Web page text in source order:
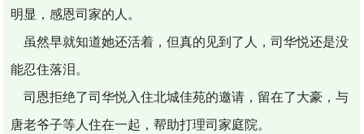
明显，感恩司家的人。
虽然早就知道她还活着，但真的见到了人，司华悦还是没
能忍住落泪。
司恩拒绝了司华悦入住北城佳苑的邀请，留在了大豪，与
唐老爷子等人住在一起，帮助打理司家庭院。